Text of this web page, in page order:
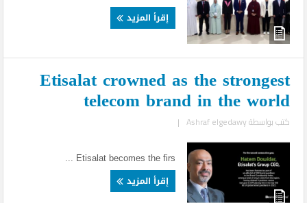
إقرأ المزيد
Etisalat crowned as the strongest
telecom brand in the world
كتب بواسطةAshraf elgedawy
|
Etisalat becomes the firs ...
إقرأ المزيد